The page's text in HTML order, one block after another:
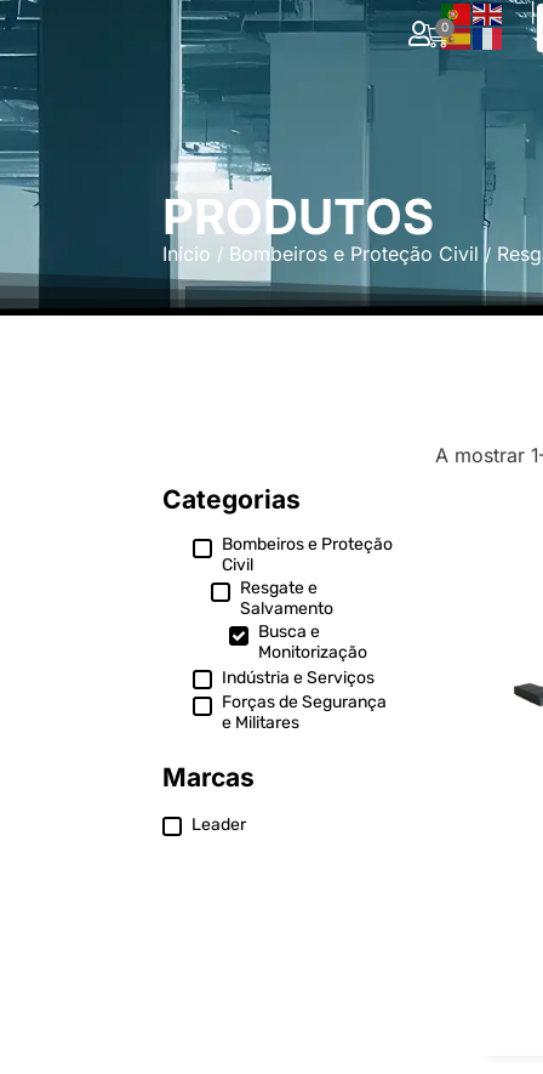
0
|
PRODUTOS
Início / Bombeiros e Proteção Civil /
Categorias
Bombeiros e Proteção
Civil
Resgate e
Salvamento
Busca e
Monitorização
Indústria e Serviços
Forças de Segurança
e Militares
Marcas
Leader
A mostrar